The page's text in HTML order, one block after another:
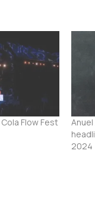
Flow Fest
2024